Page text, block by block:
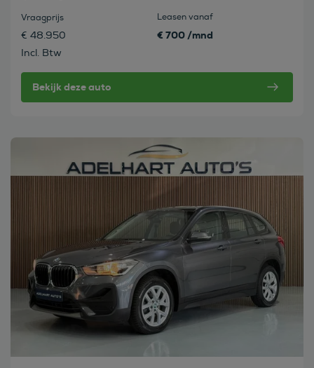
Vraagprijs
€ 48.950
Incl. Btw
Leasen vanaf
€ 700 /mnd
Bekijk deze auto